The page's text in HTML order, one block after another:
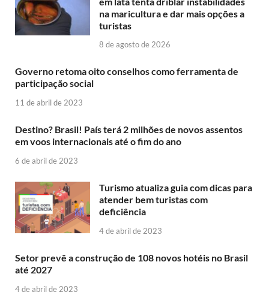
na maricultura e dar mais opções a
turistas
8 de agosto de 2026
Governo retoma oito conselhos como ferramenta de
participação social
11 de abril de 2023
Destino? Brasil! País terá 2 milhões de novos assentos
em voos internacionais até o fim do ano
6 de abril de 2023
Turismo atualiza guia com dicas para
atender bem turistas com
deficiência
4 de abril de 2023
Setor prevê a construção de 108 novos hotéis no Brasil
até 2027
4 de abril de 2023